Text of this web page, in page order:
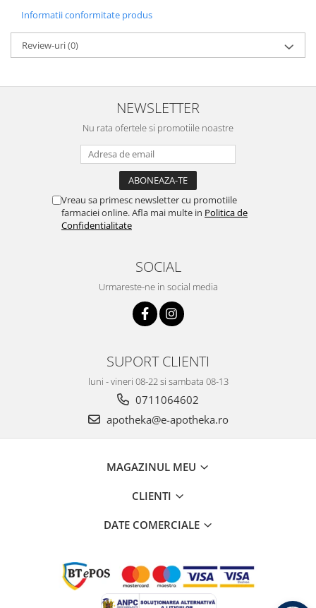
Informatii conformitate produs
Review-uri(0)
NEWSLETTER
Nu rata ofertele si promotiile noastre
Vreau sa primesc newsletter cu promotiile
farmaciei online. Afla mai multe in Politica de
Confidentialitate
SOCIAL
Urmareste-ne in social media
SUPORT CLIENTI
luni - vineri 08-22 si sambata 08-13
0711064602
apotheka@e-apotheka.ro
MAGAZINUL MEU
CLIENTI
DATE COMERCIALE